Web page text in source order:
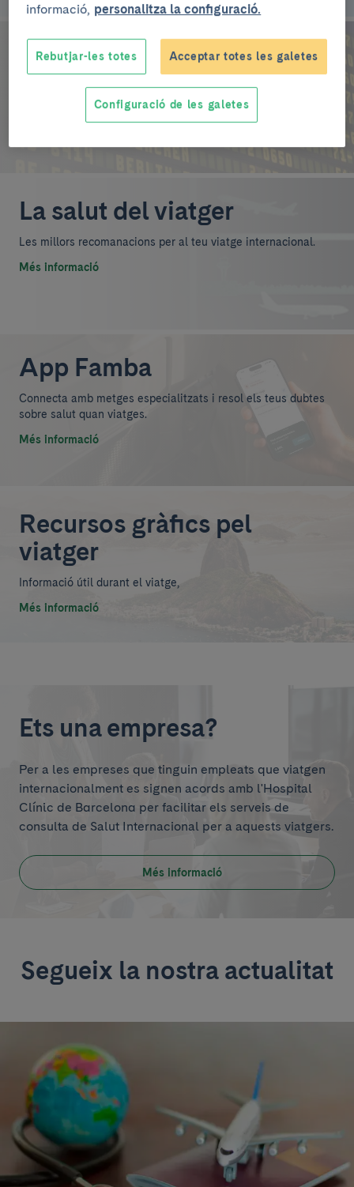
Països
Consulta quines recomanacions cal tenir present a cada país
del món a l'hora de viatjar. Úlima actualització: agost 2025
Més informació
La salut del viatger
Les millors recomanacions per al teu viatge internacional.
Més informació
App Famba
Connecta amb metges especialitzats i resol els teus dubtes
sobre salut quan viatges.
Més informació
Recursos gràfics pel
viatger
Informació útil durant el viatge,
Més informació
Ets una empresa?
Per a les empreses que tinguin empleats que viatgen
internacionalment es signen acords amb l'Hospital
Clínic de Barcelona per facilitar els serveis de
consulta de Salut Internacional per a aquests viatgers.
Més informació
Segueix la nostra actualitat
informació, personalitza la configuració.
Rebutjar-les totes Acceptar totes les galetes
Configuració de les galetes